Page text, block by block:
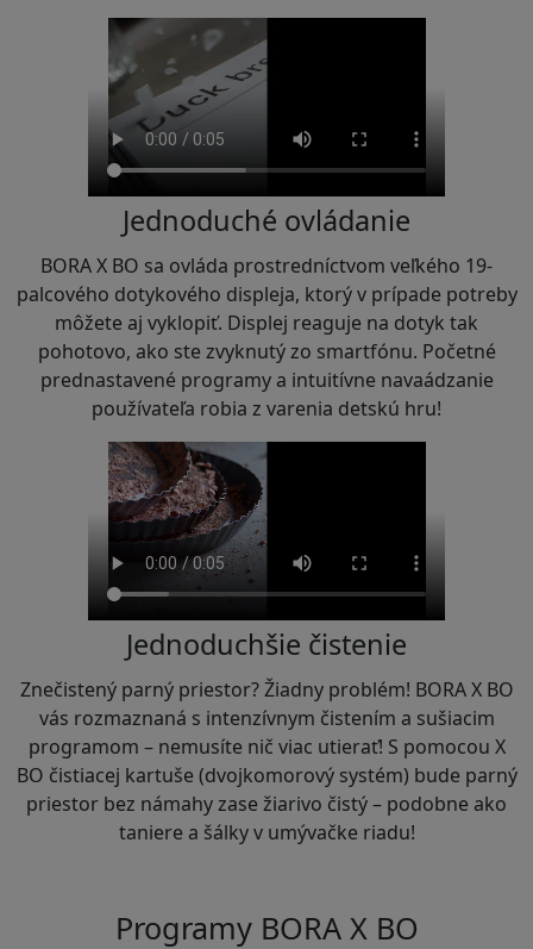
Jednoduché ovládanie
BORA X BO sa ovláda prostredníctvom veľkého 19-
palcového dotykového displeja, ktorý v prípade potreby
môžete aj vyklopiť. Displej reaguje na dotyk tak
pohotovo, ako ste zvyknutý zo smartfónu. Početné
prednastavené programy a intuitívne navaádzanie
používateľa robia z varenia detskú hru!
Jednoduchšie čistenie
Znečistený parný priestor? Žiadny problém! BORA X BO
vás rozmaznaná s intenzívnym čistením a sušiacim
programom – nemusíte nič viac utierať! S pomocou X
BO čistiacej kartuše (dvojkomorový systém) bude parný
priestor bez námahy zase žiarivo čistý – podobne ako
taniere a šálky v umývačke riadu!
Programy BORA X BO